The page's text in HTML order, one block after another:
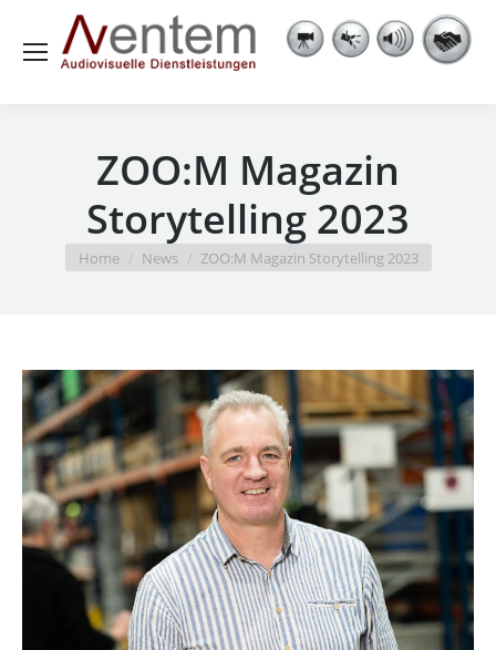
ZOO:M Magazin
Storytelling 2023
You are here:
Home News ZOO:M Magazin Storytelling 2023